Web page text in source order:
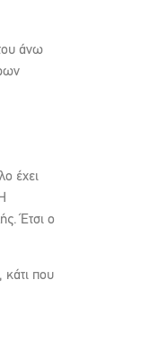
άνω
έχει
Έτσι ο
κάτι που